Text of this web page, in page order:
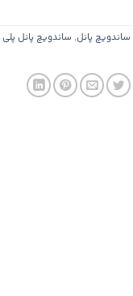
ساندویچ پانل, ساندویچ پانل پلی